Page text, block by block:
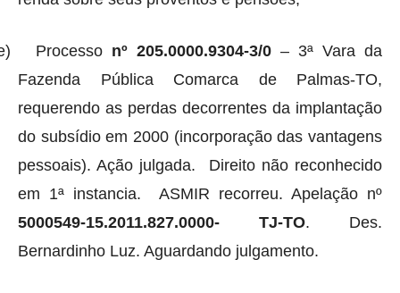
Processo nº 205.0000.9304-3/0 – 3ª Vara da
Fazenda Pública Comarca de Palmas-TO,
requerendo as perdas decorrentes da implantação
do subsídio em 2000 (incorporação das vantagens
pessoais). Ação julgada.
Direito não reconhecido
em 1ª instancia.
ASMIR recorreu. Apelação nº
5000549-15.2011.827.0000- TJ-TO. Des.
Bernardinho Luz. Aguardando julgamento.